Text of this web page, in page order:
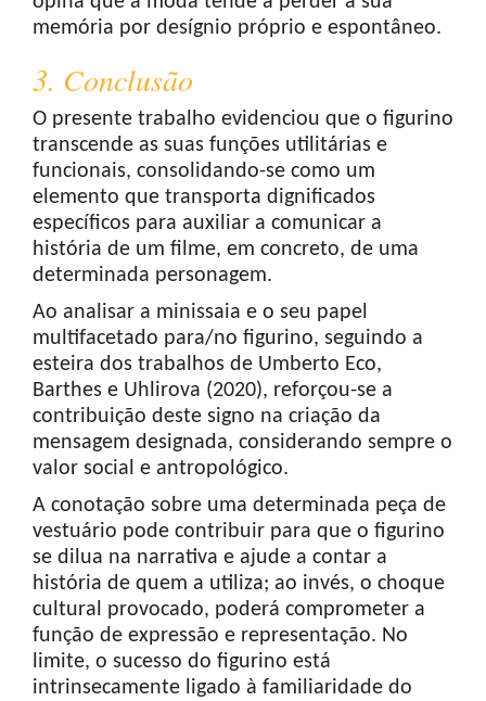
memória por desígnio próprio e espontâneo.
3. Conclusão
O presente trabalho evidenciou que o figurino
transcende as suas funções utilitárias e
funcionais, consolidando-se como um
elemento que transporta dignificados
específicos para auxiliar a comunicar a
história de um filme, em concreto, de uma
determinada personagem.
Ao analisar a minissaia e o seu papel
multifacetado para/no figurino, seguindo a
esteira dos trabalhos de Umberto Eco,
Barthes e Uhlirova (2020), reforçou-se a
contribuição deste signo na criação da
mensagem designada, considerando sempre o
valor social e antropológico.
A conotação sobre uma determinada peça de
vestuário pode contribuir para que o figurino
se dilua na narrativa e ajude a contar a
história de quem a utiliza; ao invés, o choque
cultural provocado, poderá comprometer a
função de expressão e representação. No
limite, o sucesso do figurino está
intrinsecamente ligado à familiaridade do